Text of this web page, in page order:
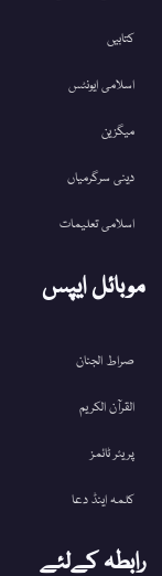
کتابیں
اسلامی ایونٹس
میگزین
دینی سرگرمیاں
اسلامی تعلیمات
موبائل ایپس
صراط الجنان
القرآن الکریم
پریئر ٹائمز
کلمہ اینڈ دعا
رابطہ کےلئے